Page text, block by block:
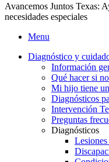
Avancemos Juntos Texas:
necesidades especiales
Menu
Diagnóstico y
Información
Qué hacer si
Mi hijo tiene
Diagnósticos
Intervención
Preguntas
Diagnósticos
Lesiones